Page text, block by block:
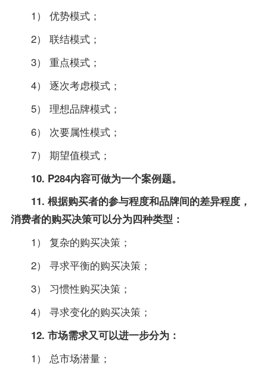
1） 优势模式；
2） 联结模式；
3） 重点模式；
4） 逐次考虑模式；
5） 理想品牌模式；
6） 次要属性模式；
7） 期望值模式；
10. P284内容可做为一个案例题。
11. 根据购买者的参与程度和品牌间的差异程度，
消费者的购买决策可以分为四种类型：
1） 复杂的购买决策；
2） 寻求平衡的购买决策；
3） 习惯性购买决策；
4） 寻求变化的购买决策；
12. 市场需求又可以进一步分为：
1） 总市场潜量；